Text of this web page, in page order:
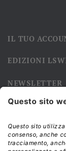
IL TUO
EDIZIONI
NEWSLETTER
Iscriviti alla nostra